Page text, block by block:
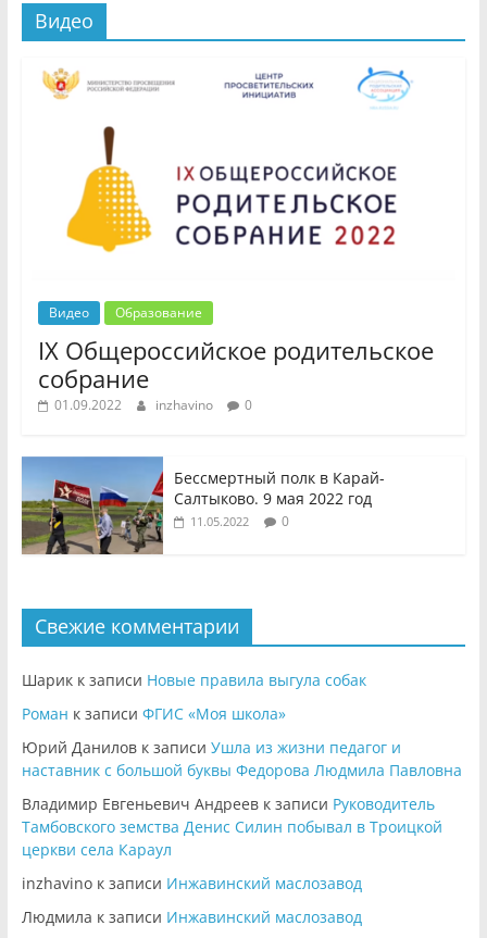
Видео
Видео Образование
IX Общероссийское родительское
собрание
01.09.2022 inzhavino 0
Бессмертный полк в Карай-
Салтыково. 9 мая 2022 год
11.05.2022 0
Свежие комментарии
Шарикк записи Новые правила выгула собак
Роман к записи ФГИС «Моя школа»
Юрий Даниловк записи Ушла из жизни педагог и
наставник с большой буквы Федорова Людмила Павловна
Владимир Евгеньевич Андреевк записи Руководитель
Тамбовского земства Денис Силин побывал в Троицкой
церкви села Караул
inzhavinoк записи Инжавинский маслозавод
Людмила к записи Инжавинский маслозавод